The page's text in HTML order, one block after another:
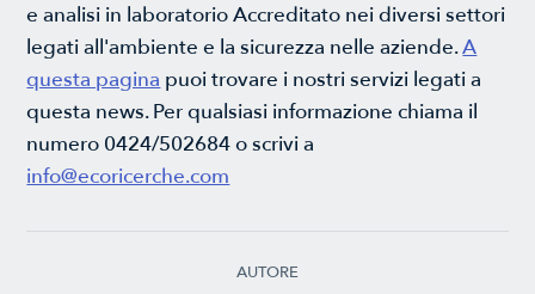
e analisi in laboratorio Accreditato nei diversi settori
legati all'ambiente e la sicurezza nelle aziende.A
questa pagina puoi trovare i nostri servizi legati a
questa news. Per qualsiasi informazione chiama il
numero 0424/502684 o scrivi a
info@ecoricerche.com
AUTORE